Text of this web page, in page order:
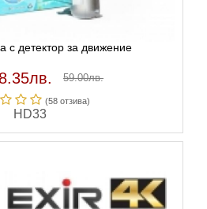
с детектор за движение
59.00лв.
(58 отзивa)
HD33